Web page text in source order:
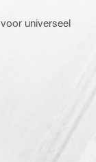
universeel